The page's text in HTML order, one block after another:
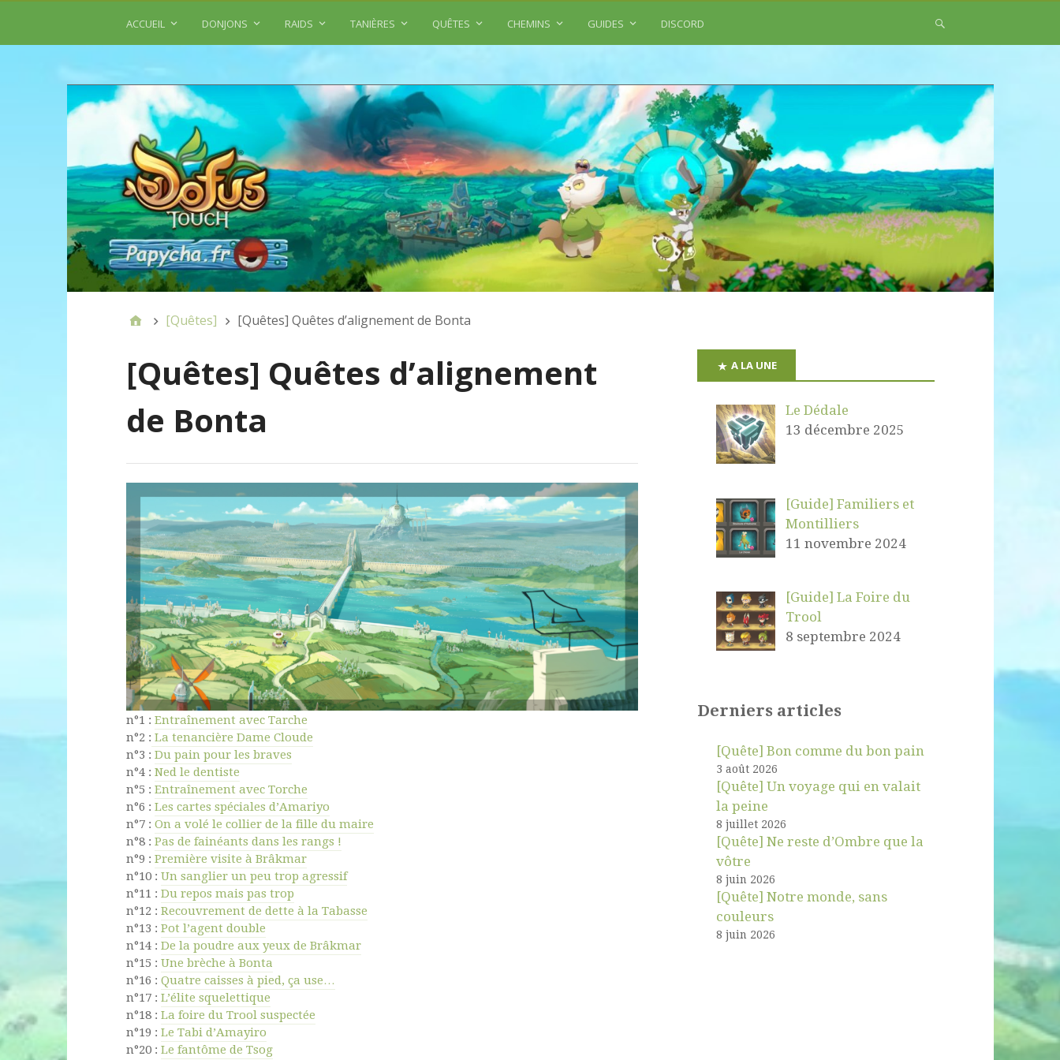
ACCUEIL DONJONS RAIDS TANIÈRES QUÊTES CHEMINS GUIDES DISCORD
[Quêtes] [Quêtes] Quêtes d’alignement de Bonta
[Quêtes] Quêtes d’alignement
de Bonta
n°1 : Entraînement avec Tarche
n°2 : La tenancière Dame Cloude
n°3 : Du pain pour les braves
n°4 : Ned le dentiste
n°5 : Entraînement avec Torche
n°6 : Les cartes spéciales d’Amariyo
n°7 : On a volé le collier de la fille du maire
n°8 : Pas de fainéants dans les rangs !
n°9 : Première visite à Brâkmar
n°10 : Un sanglier un peu trop agressif
n°11 : Du repos mais pas trop
n°12 : Recouvrement de dette à la Tabasse
n°13 : Pot l’agent double
n°14 : De la poudre aux yeux de Brâkmar
n°15 : Une brèche à Bonta
n°16 : Quatre caisses à pied, ça use…
n°17 : L’élite squelettique
n°18 : La foire du Trool suspectée
n°19 : Le Tabi d’Amayiro
n°20 : Le fantôme de Tsog
A LA UNE
Le Dédale
13 décembre 2025
[Guide] Familiers et
Montilliers
11 novembre 2024
[Guide] La Foire du
Trool
8 septembre 2024
Derniers articles
[Quête] Bon comme du bon pain
3 août 2026
[Quête] Un voyage qui en valait
la peine
8 juillet 2026
[Quête] Ne reste d’Ombre que la
vôtre
8 juin 2026
[Quête] Notre monde, sans
couleurs
8 juin 2026